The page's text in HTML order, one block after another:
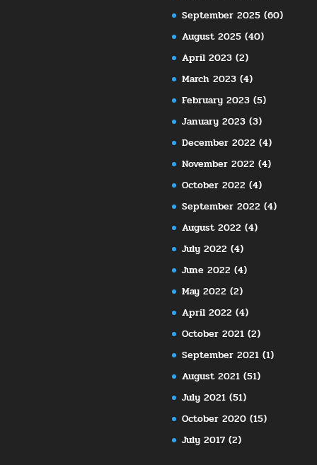
September 2025 (60)
August 2025 (40)
April 2023 (2)
March 2023 (4)
February 2023 (5)
January 2023 (3)
December 2022 (4)
November 2022 (4)
October 2022 (4)
September 2022 (4)
August 2022 (4)
July 2022 (4)
June 2022 (4)
May 2022 (2)
April 2022 (4)
October 2021 (2)
September 2021 (1)
August 2021 (51)
July 2021 (51)
October 2020 (15)
July 2017 (2)